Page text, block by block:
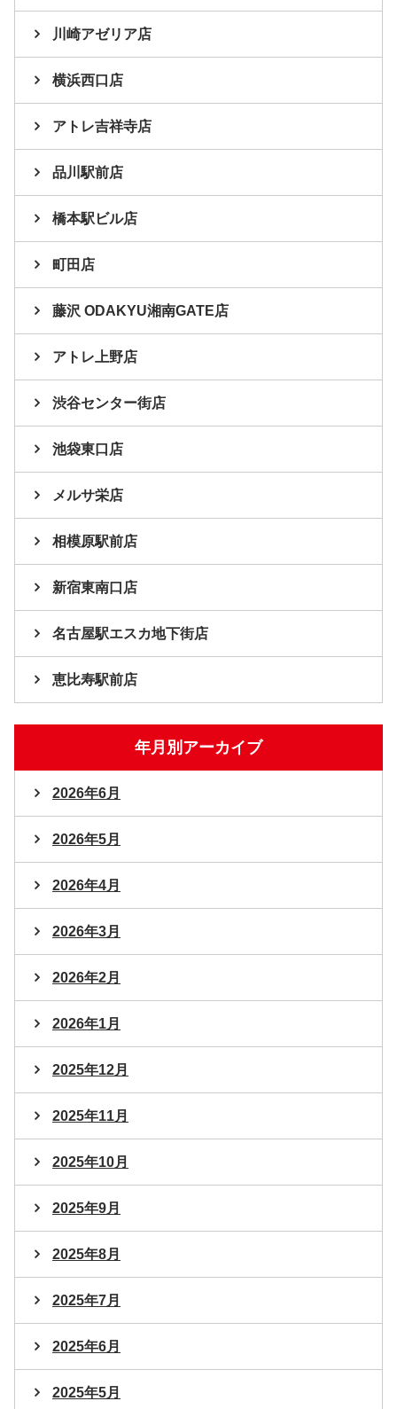
川崎アゼリア店
横浜西口店
アトレ吉祥寺店
品川駅前店
橋本駅ビル店
町田店
藤沢 ODAKYU湘南GATE店
アトレ上野店
渋谷センター街店
池袋東口店
メルサ栄店
相模原駅前店
新宿東南口店
名古屋駅エスカ地下街店
恵比寿駅前店
年月別アーカイブ
2026年6月
2026年5月
2026年4月
2026年3月
2026年2月
2026年1月
2025年12月
2025年11月
2025年10月
2025年9月
2025年8月
2025年7月
2025年6月
2025年5月